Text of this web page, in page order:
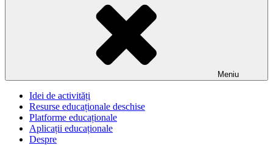
Meniu
Idei de activități
Resurse educaționale deschise
Platforme educaționale
Aplicații educaționale
Despre